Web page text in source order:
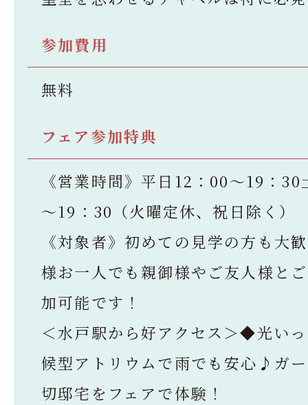
参加費用
無料
フェア参加特典
《営業時間》平日12：00～19：
～19：30（火曜定休、祝日除く）
《対象者》初めての見学の方も大
様お一人でも親御様やご友人様と
加可能です！
＜水戸駅から好アクセス＞◆光い
候型アトリウムで雨でも安心♪ガ
切邸宅をフェアで体験！